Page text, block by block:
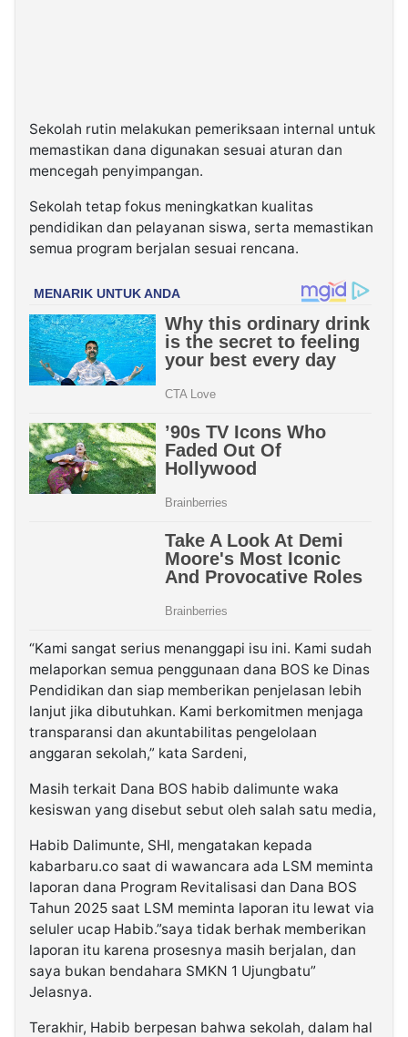
Sekolah rutin melakukan pemeriksaan internal untuk
memastikan dana digunakan sesuai aturan dan
mencegah penyimpangan.
Sekolah tetap fokus meningkatkan kualitas
pendidikan dan pelayanan siswa, serta memastikan
semua program berjalan sesuai rencana.
“Kami sangat serius menanggapi isu ini. Kami sudah
melaporkan semua penggunaan dana BOS ke Dinas
Pendidikan dan siap memberikan penjelasan lebih
lanjut jika dibutuhkan. Kami berkomitmen menjaga
transparansi dan akuntabilitas pengelolaan
anggaran sekolah,” kata Sardeni,
Masih terkait Dana BOS habib dalimunte waka
kesiswan yang disebut sebut oleh salah satu media,
Habib Dalimunte, SHI, mengatakan kepada
kabarbaru.co saat di wawancara ada LSM meminta
laporan dana Program Revitalisasi dan Dana BOS
Tahun 2025 saat LSM meminta laporan itu lewat via
seluler ucap Habib.”saya tidak berhak memberikan
laporan itu karena prosesnya masih berjalan, dan
saya bukan bendahara SMKN 1 Ujungbatu”
Jelasnya.
Terakhir, Habib berpesan bahwa sekolah, dalam hal